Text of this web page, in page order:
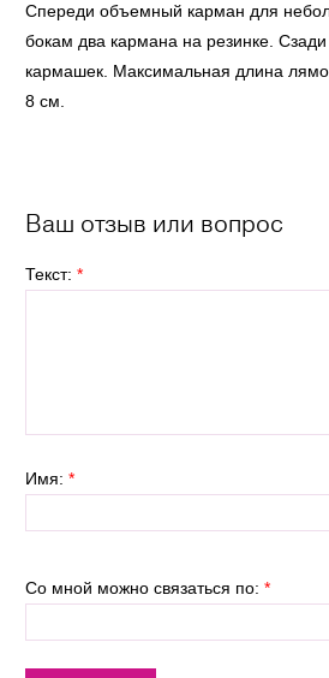
Спереди объемный карман для
бокам два кармана на резинке.
кармашек. Максимальная длина
8 см.
Ваш отзыв или вопрос
Текст: *
Имя: *
Со мной можно связаться по: *